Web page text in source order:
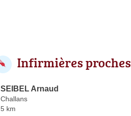
Infirmières proches
SEIBEL Arnaud
Challans
5 km